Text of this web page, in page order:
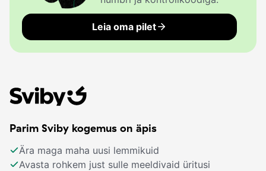
Leia oma pilet
Parim Sviby kogemus on äpis
Ära maga maha uusi lemmikuid
Avasta rohkem just sulle meeldivaid üritusi